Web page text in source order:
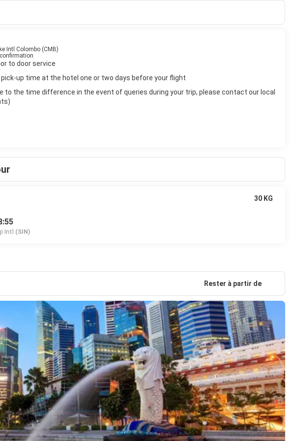
Intl Colombo (CMB)
confirmation
to door service
up time at the hotel one or two days before your flight
to the time difference in the event of queries during your trip, please contact our local
Intl (SIN)
30 KG
Rester à partir de